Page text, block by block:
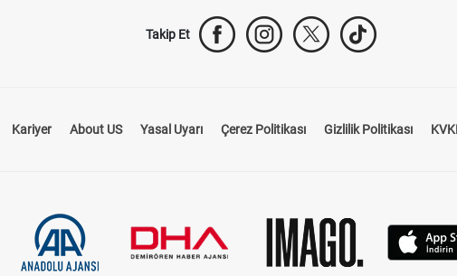
Takip Et
Kariyer About US Yasal Uyarı Çerez Politikası Gizlilik Politikası